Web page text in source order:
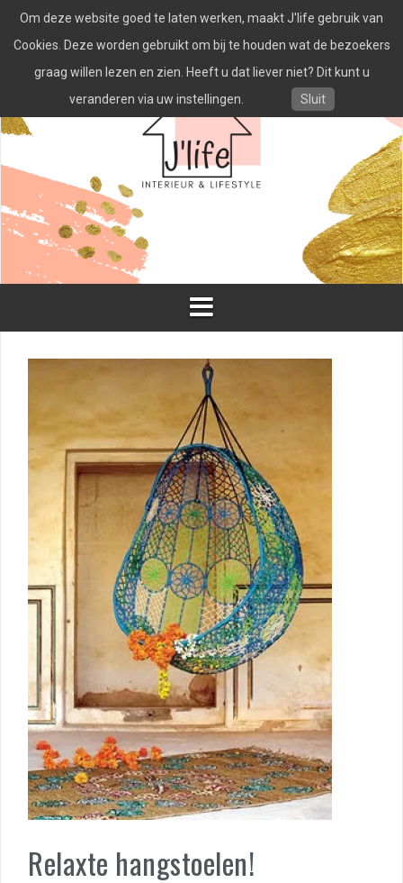
naar
inhoud
Relaxte hangstoelen!
Om deze website goed te laten werken, maakt J'life gebruik van
Cookies. Deze worden gebruikt om bij te houden wat de bezoekers
graag willen lezen en zien. Heeft u dat liever niet? Dit kunt u
veranderen via uw instellingen.
Sluit